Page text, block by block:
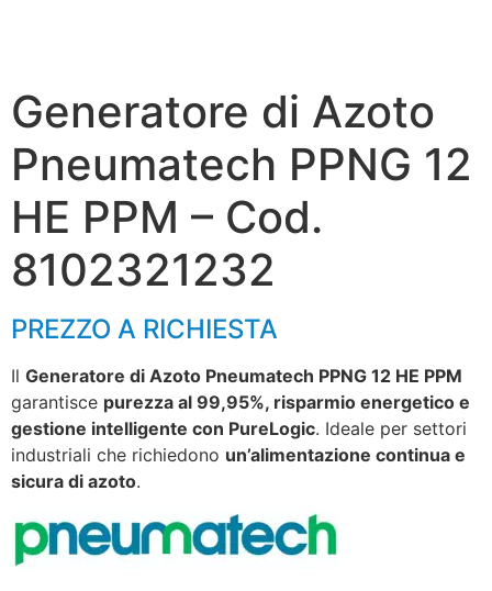
Generatore di Azoto
Pneumatech PPNG 12
HE PPM – Cod.
8102321232
PREZZO A RICHIESTA
Il Generatore di Azoto Pneumatech PPNG 12 HE PPM
garantisce purezza al 99,95%, risparmio energetico e
gestione intelligente con PureLogic. Ideale per settori
industriali che richiedono un’alimentazione continua e
sicura di azoto.